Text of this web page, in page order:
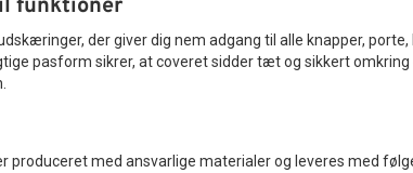
funktioner
der giver dig nem adgang til alle knapper,
pasform sikrer, at coveret sidder tæt og sikkert
produceret med ansvarlige materialer og leveres med